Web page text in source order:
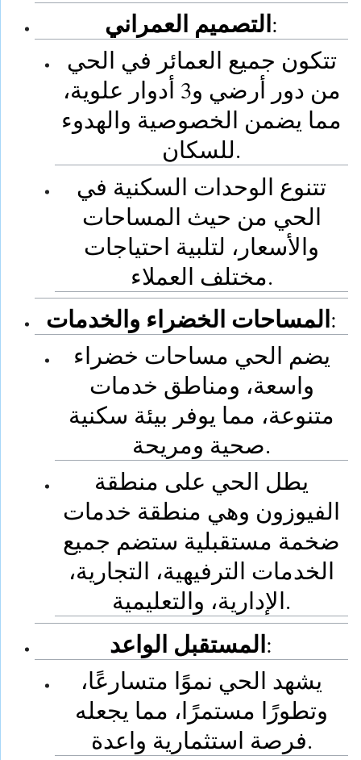
التصميم العمراني:
تتكون جميع العمائر في الحي
من دور أرضي و3 أدوار علوية،
مما يضمن الخصوصية والهدوء
للسكان.
تتنوع الوحدات السكنية في
الحي من حيث المساحات
والأسعار، لتلبية احتياجات
مختلف العملاء.
المساحات الخضراء والخدمات:
يضم الحي مساحات خضراء
واسعة، ومناطق خدمات
متنوعة، مما يوفر بيئة سكنية
صحية ومريحة.
يطل الحي على منطقة
الفيوزون وهي منطقة خدمات
ضخمة مستقبلية ستضم جميع
الخدمات الترفيهية، التجارية،
الإدارية، والتعليمية.
المستقبل الواعد:
يشهد الحي نموًا متسارعًا،
وتطورًا مستمرًا، مما يجعله
فرصة استثمارية واعدة.